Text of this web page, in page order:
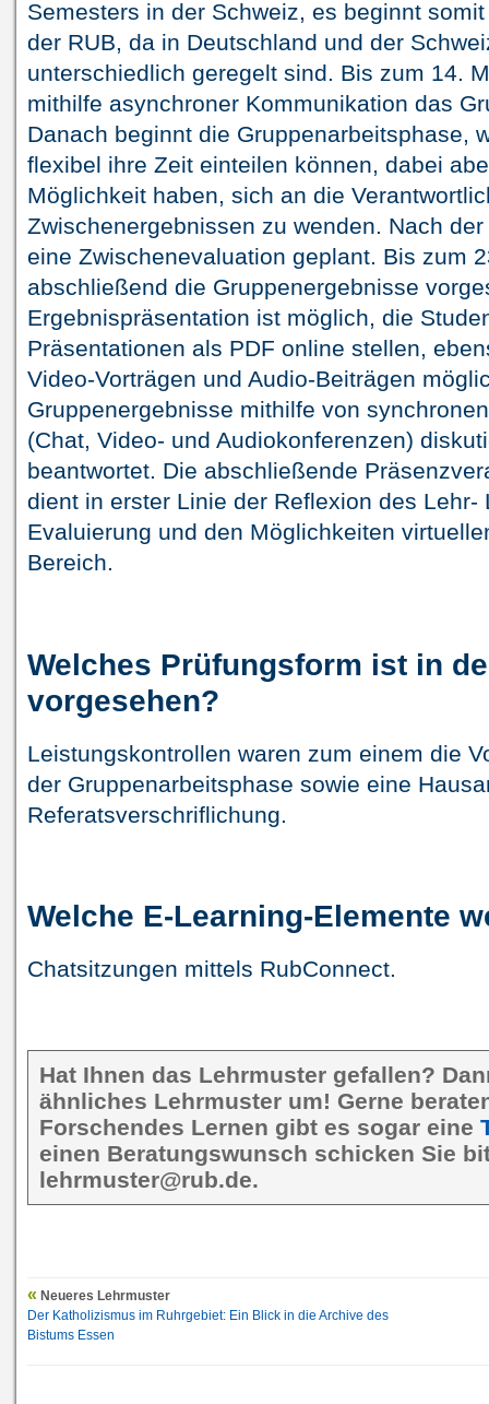
Semesters in der Schweiz, es beginnt
der RUB, da in Deutschland und der
unterschiedlich geregelt sind. Bis zum 14.
mithilfe asynchroner Kommunikation das
Danach beginnt die Gruppenarbeitsphase,
flexibel ihre Zeit einteilen können, dabei
Möglichkeit haben, sich an die
Zwischenergebnissen zu wenden. Nach
eine Zwischenevaluation geplant. Bis zum
abschließend die Gruppenergebnisse
Ergebnispräsentation ist möglich, die
Präsentationen als PDF online stellen,
Video-Vorträgen und Audio-Beiträgen
Gruppenergebnisse mithilfe von
(Chat, Video- und Audiokonferenzen)
beantwortet. Die abschließende
dient in erster Linie der Reflexion des Lehr-
Evaluierung und den Möglichkeiten
Bereich.
Welches Prüfungsform ist in
vorgesehen?
Leistungskontrollen waren zum einem die
der Gruppenarbeitsphase sowie eine
Referatsverschriflichung.
Welche E-Learning-Elemente
Chatsitzungen mittels RubConnect.
Hat Ihnen das Lehrmuster gefallen?
ähnliches Lehrmuster um! Gerne
Forschendes Lernen gibt es sogar eine
einen Beratungswunsch schicken Sie
lehrmuster@rub.de.
Neueres Lehrmuster
Der Katholizismus im Ruhrgebiet: Ein Blick in die Archive des
Bistums Essen